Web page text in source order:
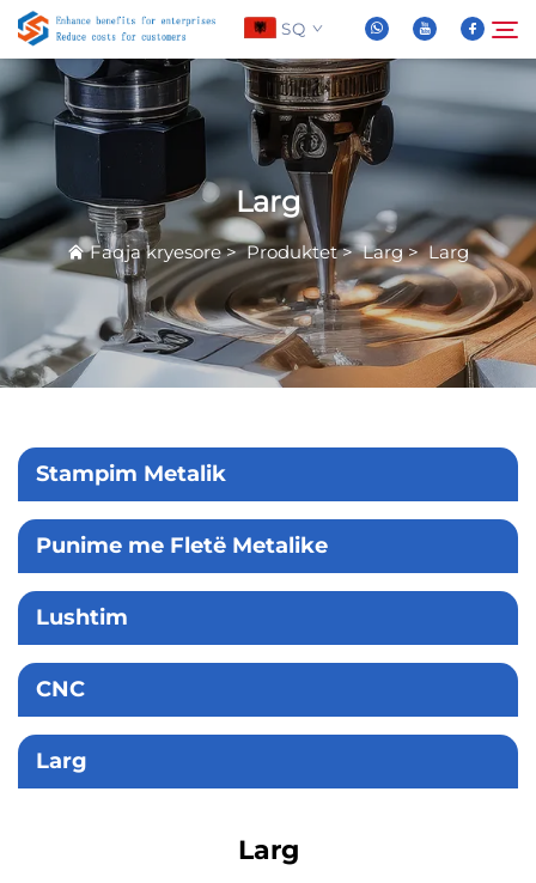
SQ
Rreth Nesh
Produktet
Pyetje të Shpeshta
Kontaktoni Na
Kërkoni
Larg
Faqja kryesore>Produktet>Larg>Larg
Stampim Metalik
Punime me Fletë Metalike
Lushtim
CNC
Larg
Larg